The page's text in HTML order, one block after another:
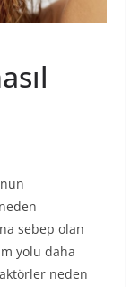
sebep olan
yolu daha
neden